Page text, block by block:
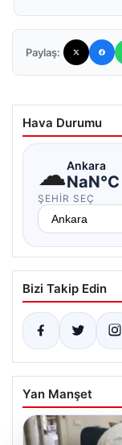
Paylaş:
Hava Durumu
☁Ankara
NaN°C
ŞEHIR SEÇ
Bizi Takip Edin
Yan Manşet